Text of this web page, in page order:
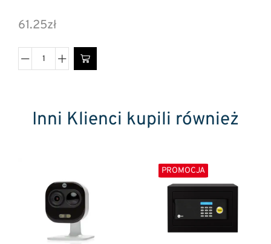
61.25zł
Inni Klienci kupili również
PROMOCJA